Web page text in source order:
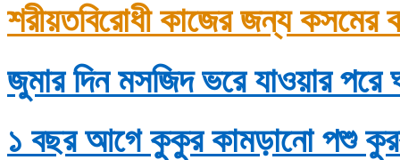
শরীয়তবিরোধী কাজের জন্য কসমের
জুমার দিন মসজিদ ভরে যাওয়ার
১ বছর আগে কুকুর কামড়ানো পশু